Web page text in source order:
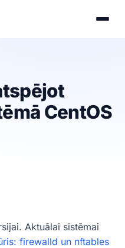
CentOS
Aktuālai sistēmai
firewalld un nftables